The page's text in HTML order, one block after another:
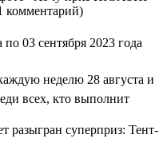
комментарий)
03 сентября 2023 года
неделю 28 августа и
всех, кто выполнит
разыгран суперприз: Тент-